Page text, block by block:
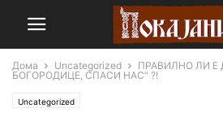
Дома Uncategorized
ПРАВИЛНО ЛИ Е
БОГОРОДИЦЕ, СПАСИ НАС“ ?!
Uncategorized